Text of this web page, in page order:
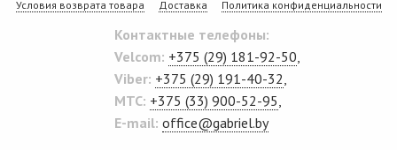
Условия возврата товара Доставка Политика конфиденциальности
Контактные телефоны:
Velcom: +375 (29) 181-92-50
Viber: +375 (29) 191-40-32
MTC: +375 (33) 900-52-95
E-mail: office@gabriel.by